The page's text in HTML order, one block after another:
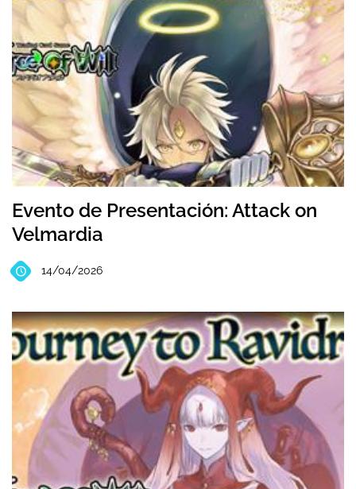
Evento de Presentación: Attack on
Velmardia
14/04/2026